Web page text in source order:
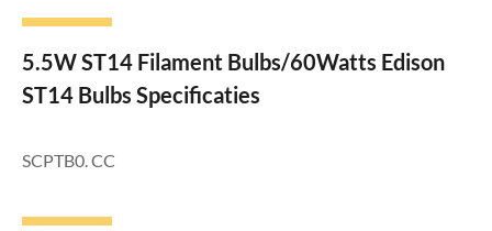
5.5W ST14 Filament Bulbs/60Watts Edison
ST14 Bulbs Specificaties
SCPTB0. CC